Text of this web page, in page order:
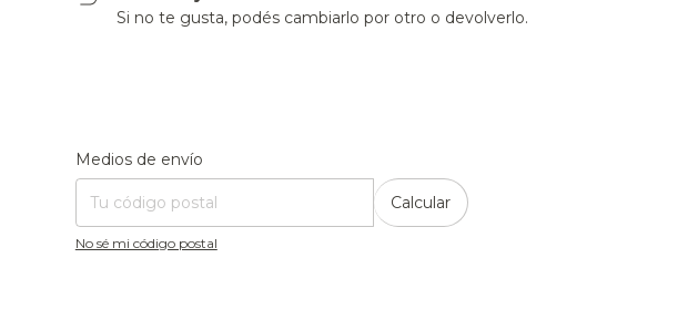
Si no te gusta, podés cambiarlo por otro o devolverlo.
Entregas para el CP:
Medios de envío
Calcular
No sé mi código postal